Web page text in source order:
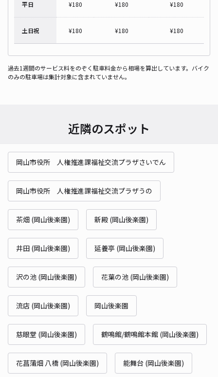
平日 ¥180 ¥180 ¥180
土日祝 ¥180 ¥180 ¥180
過去1週間のサービス料をのぞく駐車料金から相場を算出しています。バイク
のみの駐車場は集計対象に含まれていません。
近隣のスポット
岡山市役所 人権推進課福祉交流プラザさいでん
岡山市役所 人権推進課福祉交流プラザうの
茶畑 (岡山後楽園) 新殿 (岡山後楽園)
井田 (岡山後楽園) 延養亭 (岡山後楽園)
沢の池 (岡山後楽園) 花葉の池 (岡山後楽園)
流店 (岡山後楽園) 岡山後楽園
慈眼堂 (岡山後楽園) 鶴鳴館/鶴鳴館本館 (岡山後楽園)
花菖蒲畑 八橋 (岡山後楽園) 能舞台 (岡山後楽園)